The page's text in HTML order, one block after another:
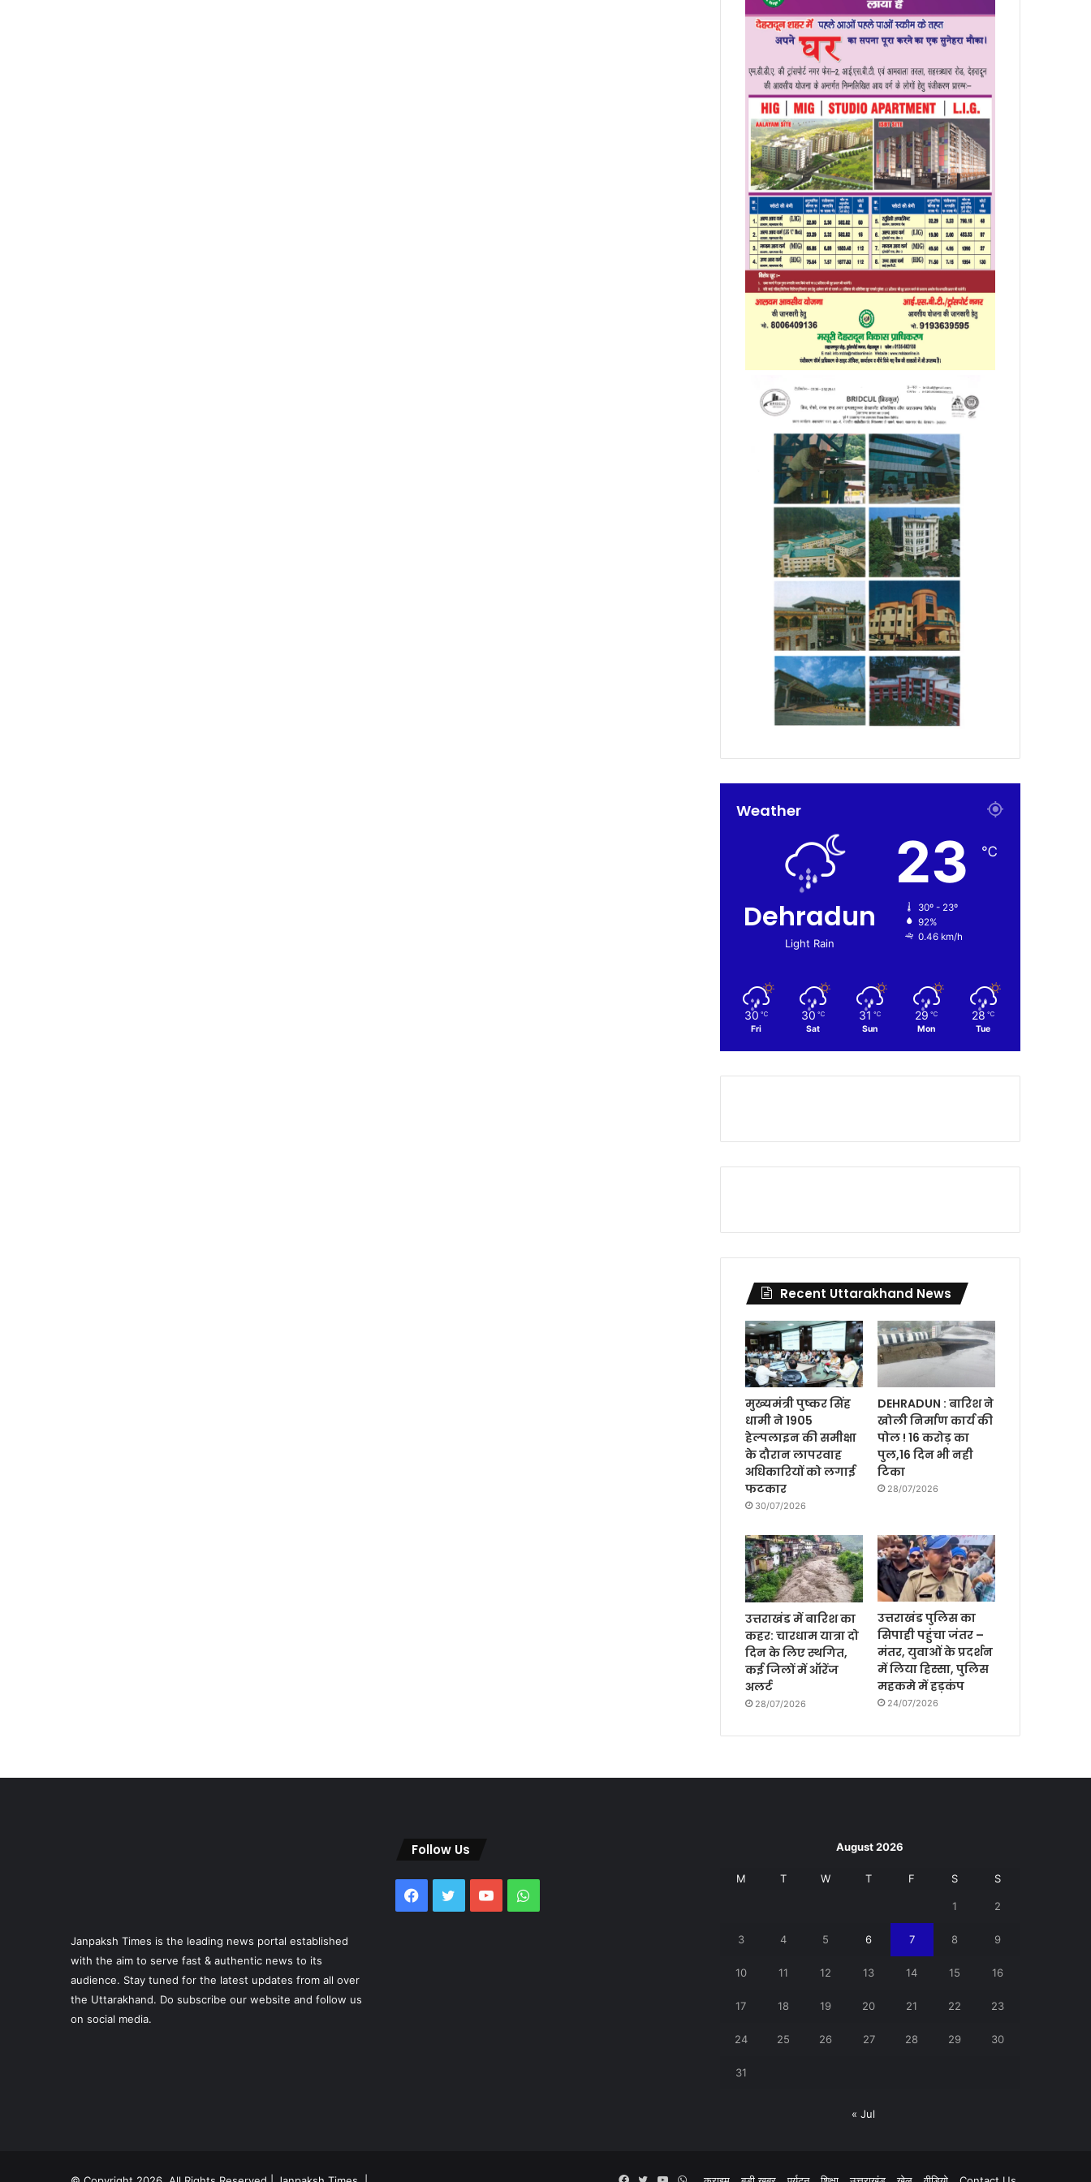
Weather
Dehradun
Light Rain
23 ℃
30º - 23º
92%
0.46 km/h
30 ℃
Fri
30 ℃
Sat
31 ℃
Sun
29 ℃
Mon
28 ℃
Tue
Recent Uttarakhand News
मुख्यमंत्री पुष्कर सिंह
धामी ने 1905
हेल्पलाइन की समीक्षा
के दौरान लापरवाह
अधिकारियों को लगाई
फटकार
30/07/2026
DEHRADUN : बारिश ने
खोली निर्माण कार्य की
पोल ! 16 करोड़ का
पुल,16 दिन भी नही
टिका
28/07/2026
उत्तराखंड में बारिश का
कहर: चारधाम यात्रा दो
दिन के लिए स्थगित,
कई जिलों में ऑरेंज
अलर्ट
28/07/2026
उत्तराखंड पुलिस का
सिपाही पहुंचा जंतर –
मंतर, युवाओं के प्रदर्शन
में लिया हिस्सा, पुलिस
महकमे में हड़कंप
24/07/2026
Janpaksh Times is the leading news portal established
with the aim to serve fast & authentic news to its
audience. Stay tuned for the latest updates from all over
the Uttarakhand. Do subscribe our website and follow us
on social media.
Follow Us
Facebook
TwitterYouTube
August 2026
M T W T F S S
1 2
3 4 5 6 7 8 9
10 11 12 13 14 15 16
17 18 19 20 21 22 23
24 25 26 27 28 29 30
31
« Jul